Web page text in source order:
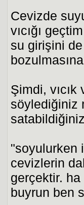
Cevizde
vıcığı
su girişini
Şimdi, vıcık
söylediğiniz
"soyulurken
cevizlerin
gerçektir.
buyrun ben